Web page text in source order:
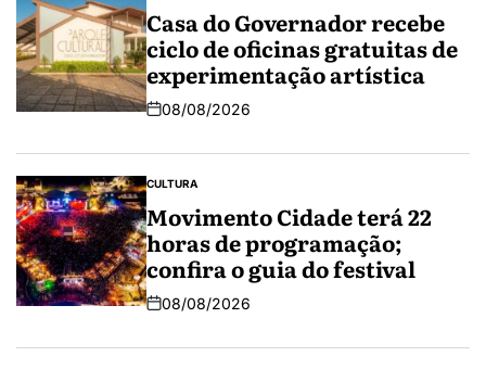
Casa do Governador recebe
ciclo de oficinas gratuitas de
experimentação artística
08/08/2026
CULTURA
Movimento Cidade terá 22
horas de programação;
confira o guia do festival
08/08/2026